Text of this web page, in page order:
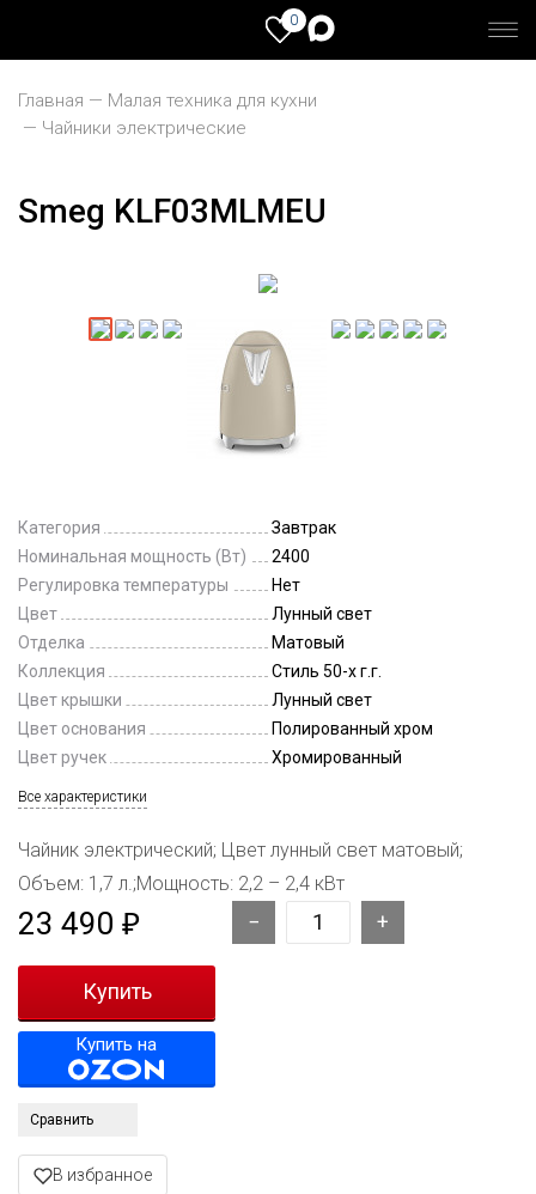
0
Главная
Малая техника для кухни
Чайники электрические
Smeg KLF03MLMEU
Категория
Завтрак
Номинальная мощность (Вт)
2400
Регулировка температуры
Нет
Цвет
Лунный свет
Отделка
Матовый
Коллекция
Стиль 50-х г.г.
Цвет крышки
Лунный свет
Цвет основания
Полированный хром
Цвет ручек
Хромированный
Все характеристики
Чайник электрический; Цвет лунный свет матовый;
Объем: 1,7 л.;Мощность: 2,2 – 2,4 кВт
23 490 ₽
Купить на
Сравнить
В избранное